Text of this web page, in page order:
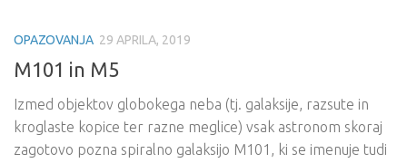
OPAZOVANJA 29 APRILA, 2019
M101 in M5
Izmed objektov globokega neba (tj. galaksije, razsute in
kroglaste kopice ter razne meglice) vsak astronom skoraj
zagotovo pozna spiralno galaksijo M101, ki se imenuje tudi